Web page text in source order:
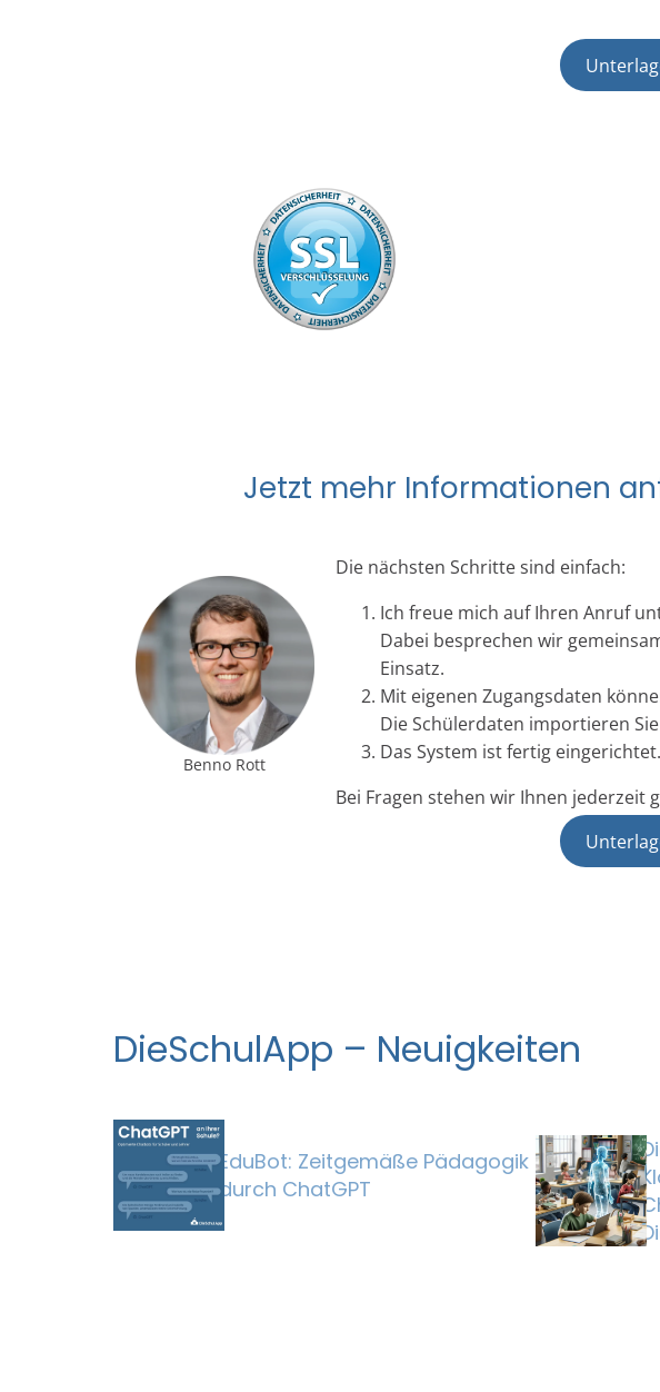
Jetzt mehr Informationen
Benno Rott
Die nächsten Schritte sind einfach:
Ich freue mich auf Ihren Anruf
Dabei besprechen wir
Einsatz.
Mit eigenen Zugangsdaten
Die Schülerdaten importieren
Das System ist fertig
Bei Fragen stehen wir Ihnen jederzeit
DieSchulApp – Neuigkeiten
EduBot: Zeitgemäße Pädagogik
durch ChatGPT